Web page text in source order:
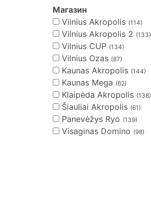
Магазин
Vilnius Akropolis (114)
Vilnius Akropolis 2 (133)
Vilnius CUP (134)
Vilnius Ozas (87)
Kaunas Akropolis (144)
Kaunas Mega (62)
Klaipėda Akropolis (138)
Šiauliai Akropolis (61)
Panevėžys Ryo (139)
Visaginas Domino (98)